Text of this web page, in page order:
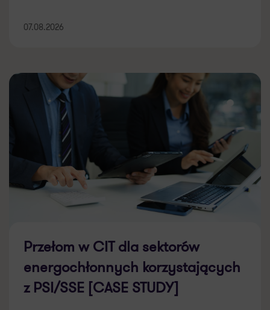
07.08.2026
Przełom w CIT dla sektorów
energochłonnych korzystających
z PSI/SSE [CASE STUDY]